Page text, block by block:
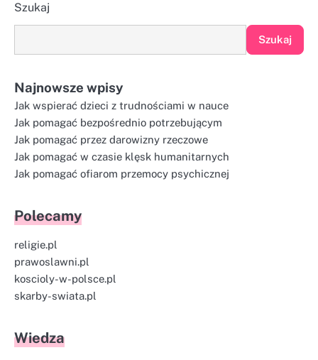
Szukaj
Szukaj
Najnowsze wpisy
Jak wspierać dzieci z trudnościami w nauce
Jak pomagać bezpośrednio potrzebującym
Jak pomagać przez darowizny rzeczowe
Jak pomagać w czasie klęsk humanitarnych
Jak pomagać ofiarom przemocy psychicznej
Polecamy
religie.pl
prawoslawni.pl
koscioly-w-polsce.pl
skarby-swiata.pl
Wiedza